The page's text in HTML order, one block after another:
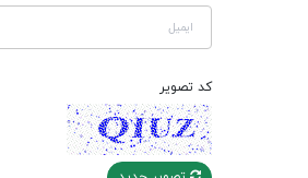
کد تصویر